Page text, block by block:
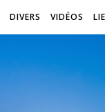
DIVERS VIDÉOS